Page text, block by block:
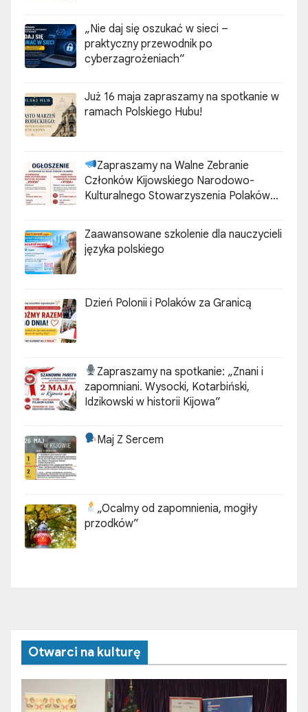
„Nie daj się oszukać w sieci –
praktyczny przewodnik po
cyberzagrożeniach”
Już 16 maja zapraszamy na spotkanie w
ramach Polskiego Hubu!
Zapraszamy na Walne Zebranie
Członków Kijowskiego Narodowo-
Kulturalnego Stowarzyszenia Polaków
Zaawansowane szkolenie dla nauczycieli
języka polskiego
Dzień Polonii i Polaków za Granicą
Zapraszamy na spotkanie: „Znani i
zapomniani. Wysocki, Kotarbiński,
Idzikowski w historii Kijowa”
Maj Z Sercem
„Ocalmy od zapomnienia, mogiły
przodków”
Otwarci na kulturę